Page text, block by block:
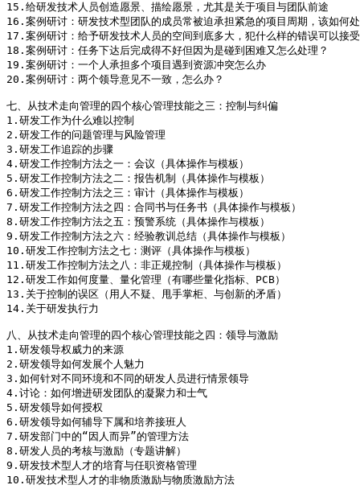
15.给研发技术人员创造愿景、描绘愿景，尤其是关于项目与团队前途
16.案例研讨：研发技术型团队的成员常被迫承担紧急的项目周期，该如何
17.案例研讨：给予研发技术人员的空间到底多大，犯什么样的错误可以接
18.案例研讨：任务下达后完成得不好但因为是碰到困难又怎么处理？
19.案例研讨：一个人承担多个项目遇到资源冲突怎么办
20.案例研讨：两个领导意见不一致，怎么办？
七、从技术走向管理的四个核心管理技能之三：控制与纠偏
1.研发工作为什么难以控制
2.研发工作的问题管理与风险管理
3.研发工作追踪的步骤
4.研发工作控制方法之一：会议（具体操作与模板）
5.研发工作控制方法之二：报告机制（具体操作与模板）
6.研发工作控制方法之三：审计（具体操作与模板）
7.研发工作控制方法之四：合同书与任务书（具体操作与模板）
8.研发工作控制方法之五：预警系统（具体操作与模板）
9.研发工作控制方法之六：经验教训总结（具体操作与模板）
10.研发工作控制方法之七：测评（具体操作与模板）
11.研发工作控制方法之八：非正规控制（具体操作与模板）
12.研发工作如何度量、量化管理（有哪些量化指标、PCB）
13.关于控制的误区（用人不疑、甩手掌柜、与创新的矛盾）
14.关于研发执行力
八、从技术走向管理的四个核心管理技能之四：领导与激励
1.研发领导权威力的来源
2.研发领导如何发展个人魅力
3.如何针对不同环境和不同的研发人员进行情景领导
4.讨论：如何增进研发团队的凝聚力和士气
5.研发领导如何授权
6.研发领导如何辅导下属和培养接班人
7.研发部门中的“因人而异”的管理方法
8.研发人员的考核与激励（专题讲解）
9.研发技术型人才的培育与任职资格管理
10.研发技术型人才的非物质激励与物质激励方法